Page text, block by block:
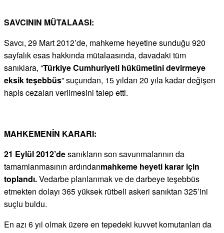
SAVCININ MÜTALAASI:
Savcı, 29 Mart 2012’de, mahkeme heyetine sunduğu 920
sayfalık esas hakkında mütalaasında, davadaki tüm
sanıklara, “Türkiye Cumhuriyeti hükümetini devirmeye
eksik teşebbüs” suçundan, 15 yıldan 20 yıla kadar değişen
hapis cezaları verilmesini talep etti.
MAHKEMENİN KARARI:
21 Eylül 2012’desanıkların son savunmalarının da
tamamlanmasının ardındanmahkeme heyeti karar için
toplandı.Vedarbe planlanmak ve de darbeye teşebbüs
etmekten dolayı 365 yüksek rütbeli askeri sanıktan 325’ini
suçlu buldu.
En azı 6 yıl olmak üzere en tepedeki kuvvet komutanları da